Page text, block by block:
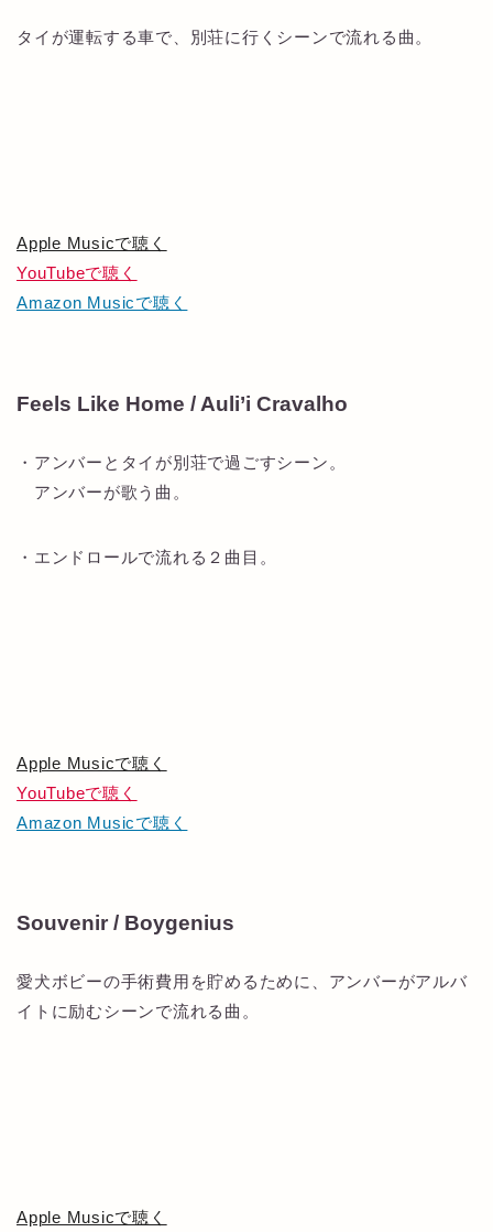
タイが運転する車で、別荘に行くシーンで流れる曲。
Apple Musicで聴く
YouTubeで聴く
Amazon Musicで聴く
Feels Like Home / Auli’i Cravalho
・アンバーとタイが別荘で過ごすシーン。
アンバーが歌う曲。
・エンドロールで流れる２曲目。
Apple Musicで聴く
YouTubeで聴く
Amazon Musicで聴く
Souvenir / Boygenius
愛犬ボビーの手術費用を貯めるために、アンバーがアルバ
イトに励むシーンで流れる曲。
Apple Musicで聴く